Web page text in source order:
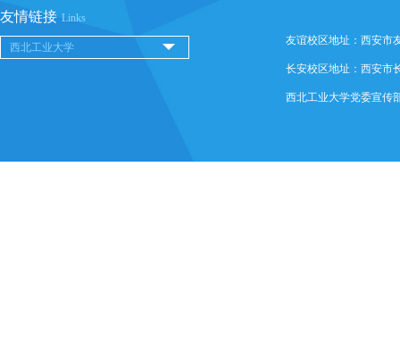
友情链接 Links
友谊校区地址：西安市
长安校区地址：西安市
西北工业大学党委宣传